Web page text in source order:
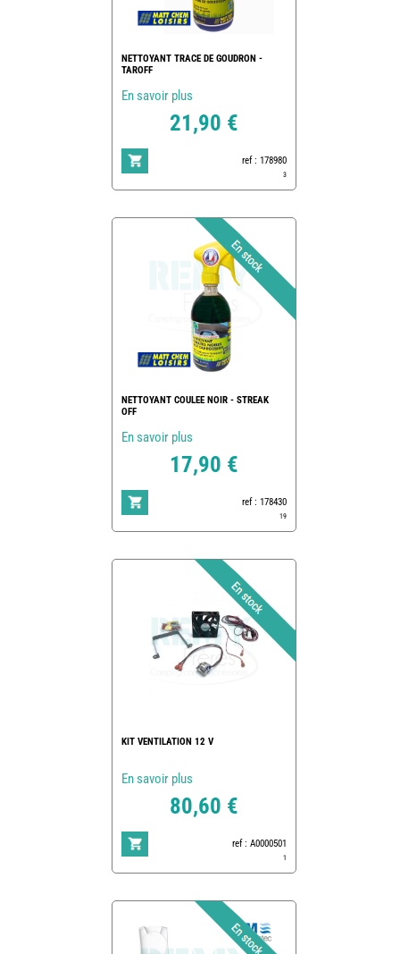
NETTOYANT TRACE DE GOUDRON -
TAROFF
En savoir plus
21,90 €
ref : 178980
3
NETTOYANT COULEE NOIR - STREAK
OFF
En savoir plus
17,90 €
ref : 178430
19
KIT VENTILATION 12 V
En savoir plus
80,60 €
ref : A0000501
1